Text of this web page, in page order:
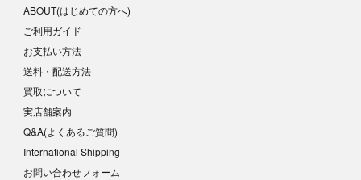
ABOUT(はじめての方へ)
ご利用ガイド
お支払い方法
送料・配送方法
買取について
実店舗案内
Q&A(よくあるご質問)
International Shipping
お問い合わせフォーム